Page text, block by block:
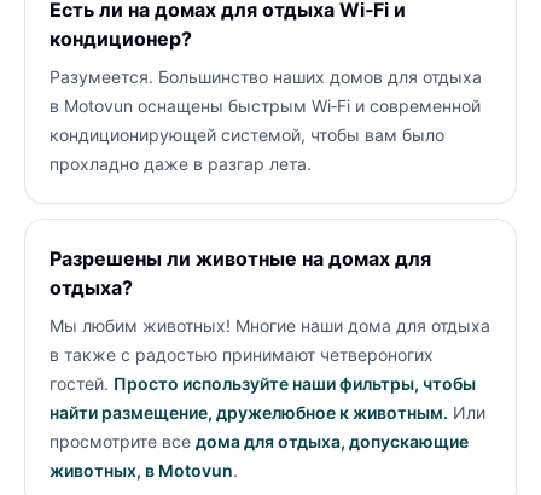
Есть ли на домах для отдыха Wi‑Fi и
кондиционер?
Разумеется. Большинство наших домов для отдыха
в Motovun оснащены быстрым Wi‑Fi и современной
кондиционирующей системой, чтобы вам было
прохладно даже в разгар лета.
Разрешены ли животные на домах для
отдыха?
Мы любим животных! Многие наши дома для отдыха
в также с радостью принимают четвероногих
гостей. Просто используйте наши фильтры, чтобы
найти размещение, дружелюбное к животным. Или
просмотрите все дома для отдыха, допускающие
животных, в Motovun.